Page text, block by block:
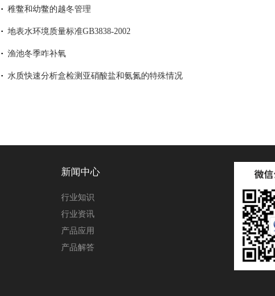
稚鳖和幼鳖的越冬管理
地表水环境质量标准GB3838-2002
渔池冬季咋补氧
水质快速分析盒检测亚硝酸盐和氨氮的特殊情况
新闻中心
行业知识
行业资讯
产品应用
产品解答